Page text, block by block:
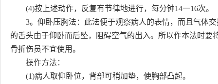
(4)按上述动作，反复有节律地进行，每分钟14一16次。
3。仰卧压胸法：此法便于观察病人的表情，而且气体交
的舌头由于仰卧而后坠，阻碍空气的出入。所以作本法时
骨折伤员不宜使用。
操作方法：
(1)病人取仰卧位，背部可稍加垫，使胸部凸起。